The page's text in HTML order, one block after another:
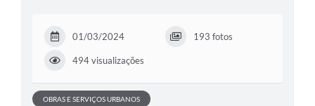
01/03/2024 193 fotos
494 visualizações
OBRAS E SERVIÇOS URBANOS